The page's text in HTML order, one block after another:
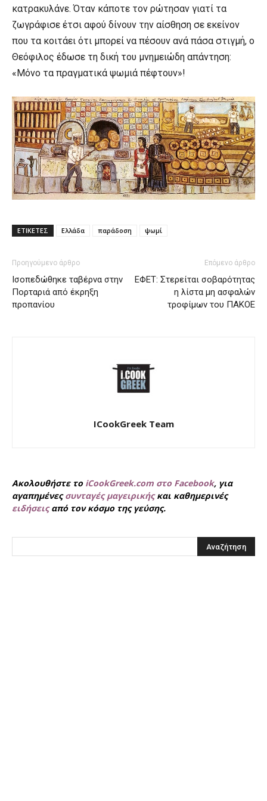
κατρακυλάνε. Όταν κάποτε τον ρώτησαν γιατί τα
ζωγράφισε έτσι αφού δίνουν την αίσθηση σε εκείνον
που τα κοιτάει ότι μπορεί να πέσουν ανά πάσα στιγμή, ο
Θεόφιλος έδωσε τη δική του μνημειώδη απάντηση:
«Μόνο τα πραγματικά ψωμιά πέφτουν»!
ΕΤΙΚΕΤΕΣ Ελλάδα παράδοση ψωμί
Προηγούμενο άρθρο
Ισοπεδώθηκε ταβέρνα στην
Πορταριά από έκρηξη
προπανίου
Επόμενο άρθρο
ΕΦΕΤ: Στερείται σοβαρότητας
η λίστα μη ασφαλών
τροφίμων του ΠΑΚΟΕ
ICookGreek Team
Ακολουθήστε το iCookGreek.com στο Facebook, για
αγαπημένεςσυνταγές μαγειρικήςκαι καθημερινές
ειδήσειςαπό τον κόσμο της γεύσης.